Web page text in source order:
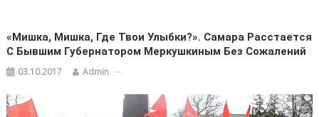
«Мишка, Мишка, Где Твои Улыбки?». Самара Расстается
С Бывшим Губернатором Меркушкиным Без Сожалений
03.10.2017 Admin